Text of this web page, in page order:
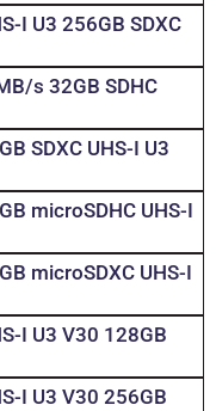
I U3 256GB SDXC
s 32GB SDHC
SDXC UHS-I U3
microSDHC UHS-I
microSDXC UHS-I
I U3 V30 128GB
I U3 V30 256GB